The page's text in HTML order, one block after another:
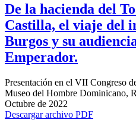
De la hacienda del
Castilla, el viaje del
Burgos y su
Emperador.
Presentación en el VII Congreso
Museo del Hombre Dominicano,
Octubre de 2022
Descargar archivo PDF